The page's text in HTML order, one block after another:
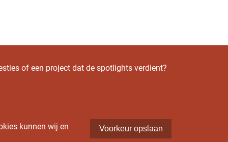
kunnen wij en
Voorkeur opslaan
of een project dat de spotlights verdient?